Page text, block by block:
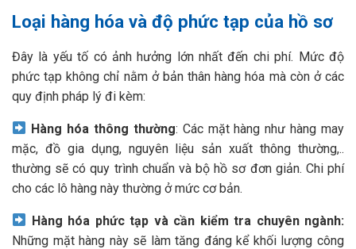
Loại hàng hóa và độ phức tạp của hồ sơ
Đây là yếu tố có ảnh hưởng lớn nhất đến chi phí. Mức độ
phức tạp không chỉ nằm ở bản thân hàng hóa mà còn ở các
quy định pháp lý đi kèm:
Hàng hóa thông thường: Các mặt hàng như hàng may
mặc, đồ gia dụng, nguyên liệu sản xuất thông thường,..
thường sẽ có quy trình chuẩn và bộ hồ sơ đơn giản. Chi phí
cho các lô hàng này thường ở mức cơ bản.
Hàng hóa phức tạp và cần kiểm tra chuyên ngành:
Những mặt hàng này sẽ làm tăng đáng kể khối lượng công